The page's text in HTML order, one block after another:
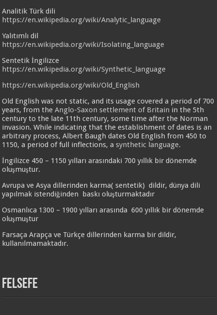
Analitik Türk dili
https://en.wikipedia.org/wiki/Analytic_language
Yalıtımlı dil
https://en.wikipedia.org/wiki/Isolating_language
Sentetik İngilizce
https://en.wikipedia.org/wiki/Synthetic_language
https://en.wikipedia.org/wiki/Old_English
Old English was not static, and its usage covered a period of 700
years, from theAnglo-Saxon settlement of Britain in the 5th
century to the late 11th century, some time after the Norman
invasion. While indicating that the establishment of dates is an
arbitrary process, Albert Baugh dates Old English from 450 to
1150, a period of full inflections, asynthetic language.
İngilizce 450 – 1150 yılları arasındaki 700 yıllık bir dönemde
oluşmuştur.
Avrupa ve Asya dillerinden karma( sentetik) dildir, dünya dili
yapılmak istendiğinden baskı oluşturmaktadır
Osmanlıca 1300 – 1900 yılları arasında 600 yıllık bir dönemde
oluşmuştur
Farsaça Arapça ve Türkçe dillerinden karma bir dildir,
kullanılmamaktadır.
FELSEFE